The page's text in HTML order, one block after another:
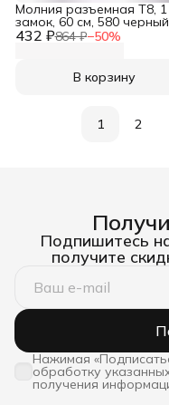
432 ₽864 ₽−50%
Молния разъемная Т8, 1
замок, 60 см, 580
Айрис
В корзину
1 2
Подпишитесь
получите
Нажимая
обработку
получения